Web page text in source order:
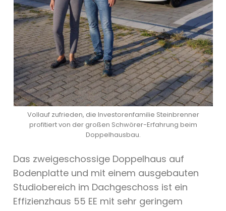
Vollauf zufrieden, die Investorenfamilie Steinbrenner
profitiert von der großen Schwörer-Erfahrung beim
Doppelhausbau.
Das zweigeschossige Doppelhaus auf
Bodenplatte und mit einem ausgebauten
Studiobereich im Dachgeschoss ist ein
Effizienzhaus 55 EE mit sehr geringem